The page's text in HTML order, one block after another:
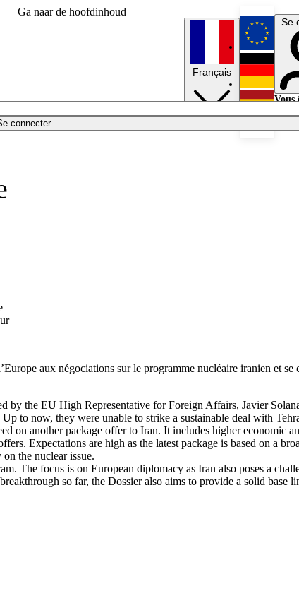
Ga naar de hoofdinhoud
connecter
Français
Se
Vous
aux négociations sur le programme nucléaire iranien et se
the EU High Representative for Foreign Affairs, Javier
to now, they were unable to strike a sustainable deal with
on another package offer to Iran. It includes higher economic
Expectations are high as the latest package is based on a
the nuclear issue.
The focus is on European diplomacy as Iran also poses a
so far, the Dossier also aims to provide a solid base